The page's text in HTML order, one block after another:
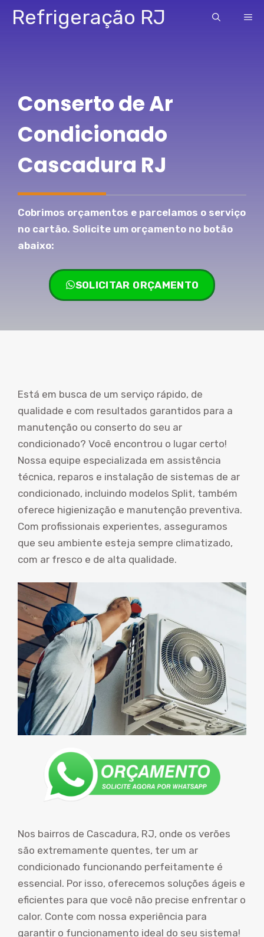
Pular
paraRefrigeração RJ
Conserto de Ar
Condicionado
Cascadura RJ
Cobrimos orçamentos e parcelamos o serviço
no cartão. Solicite um orçamento no botão
abaixo:
SOLICITAR ORÇAMENTO
Está em busca de um serviço rápido, de
qualidade e com resultados garantidos para a
manutenção ou conserto do seu ar
condicionado? Você encontrou o lugar certo!
Nossa equipe especializada em assistência
técnica, reparos e instalação de sistemas de ar
condicionado, incluindo modelos Split, também
oferece higienização e manutenção preventiva.
Com profissionais experientes, asseguramos
que seu ambiente esteja sempre climatizado,
com ar fresco e de alta qualidade.
Nos bairros de Cascadura, RJ, onde os verões
são extremamente quentes, ter um ar
condicionado funcionando perfeitamente é
essencial. Por isso, oferecemos soluções ágeis e
eficientes para que você não precise enfrentar o
calor. Conte com nossa experiência para
garantir o funcionamento ideal do seu sistema!